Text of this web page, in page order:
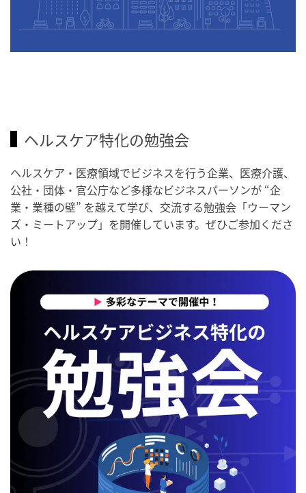
ヘルスケア特化の勉強会
ヘルスケア・医療領域でビジネスを行う企業、医療介護、
公社・団体・官公庁など多様なビジネスパーソンが “企
業・業種の壁” を越えて学び、交流する勉強会「ウーマン
ズ・ミートアップ」を開催しています。ぜひご参加くださ
い！